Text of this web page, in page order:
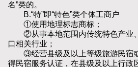
名”类的。
B.“特”即“特色”类个体工商户
①使用地理标志商标；
②从事本地范围内传统特色产业
口相关行业；
③经营县级及以上等级旅游民宿
得民宿服务认证，在县级及以上行政